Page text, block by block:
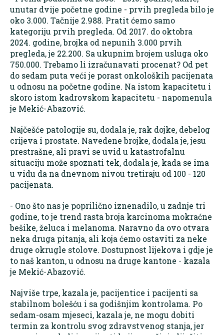
unutar dvije početne godine - prvih pregleda bilo je
oko 3.000. Tačnije 2.988. Pratit ćemo samo
kategoriju prvih pregleda. Od 2017. do oktobra
2024. godine, brojka od nepunih 3.000 prvih
pregleda, je 22.200. Sa ukupnim brojem usluga oko
750.000. Trebamo li izračunavati procenat? Od pet
do sedam puta veći je porast onkoloških pacijenata
u odnosu na početne godine. Na istom kapacitetu i
skoro istom kadrovskom kapacitetu - napomenula
je Mekić-Abazović.
Najčešće patologije su, dodala je, rak dojke, debelog
crijeva i prostate. Navedene brojke, dodala je, jesu
prestrašne, ali pravi se uvid u katastrofalnu
situaciju može spoznati tek, dodala je, kada se ima
u vidu da na dnevnom nivou tretiraju od 100 - 120
pacijenata.
- Ono što nas je poprilično iznenadilo, u zadnje tri
godine, to je trend rasta broja karcinoma mokraćne
bešike, želuca i melanoma. Naravno da ovo otvara
neka druga pitanja, ali koja ćemo ostaviti za neke
druge okrugle stolove. Dostupnost lijekova i gdje je
to naš kanton, u odnosu na druge kantone - kazala
je Mekić-Abazović.
Najviše trpe, kazala je, pacijentice i pacijenti sa
stabilnom bolešću i sa godišnjim kontrolama. Po
sedam-osam mjeseci, kazala je, ne mogu dobiti
termin za kontrolu svog zdravstvenog stanja, jer